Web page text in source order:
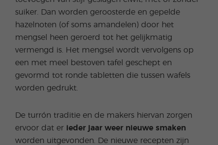
suiker. Dan worden geroosterde en gepelde
hazelnoten (of soms amandelen) door het
mengsel heen geroerd tot het gelijkmatig
vermengd is. Het mengsel wordt vervolgens op
een met meel bestoven tafel geschept en
gevormd tot ronde tabletten die tussen wafels
worden gedrukt.
De turrón traditie en de makers hiervan zorgen
ervoor dat er
ieder jaar weer nieuwe smaken
worden uitgevonden. De nieuwe recepten zijn